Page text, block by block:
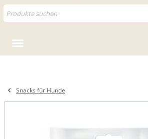
Snacks für Hunde